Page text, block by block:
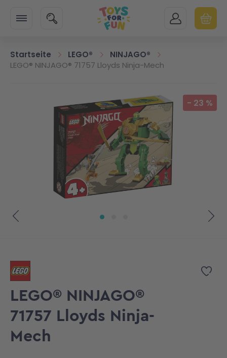
SUCHE MEIN KONTO
Startseite LEGO®
NINJAGO®
LEGO® NINJAGO® 71757 Lloyds Ninja-Mech
Zum Ende der Bildgalerie springen - 23 %
Zur
LEGO® NINJAGO®
71757 Lloyds Ninja-
Mech